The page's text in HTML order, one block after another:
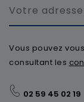
Vous pouvez
consultant les
02 59 45 02 19